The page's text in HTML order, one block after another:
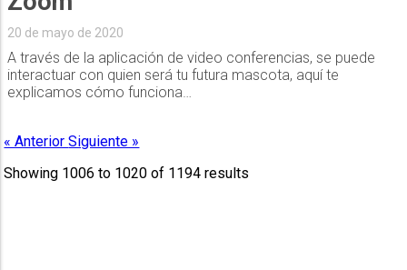
20 de mayo de 2020
A través de la aplicación de video conferencias, se puede
interactuar con quien será tu futura mascota, aquí te
explicamos cómo funciona…
« AnteriorSiguiente »
Showing 1006 to 1020 of 1194 results